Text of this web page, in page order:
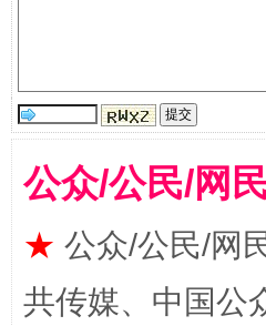
揭批美国五大"原罪"
公众/公民/网
★ 公众/公民/网
共传媒、中国公